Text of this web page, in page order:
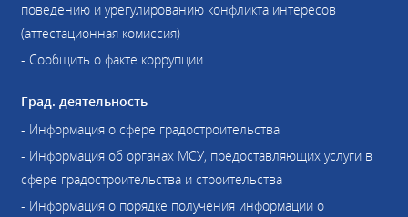
поведению и урегулированию конфликта интересов
(аттестационная комиссия)
- Сообщить о факте коррупции
Град. деятельность
- Информация о сфере градостроительства
- Информация об органах МСУ, предоставляющих услуги в
сфере градостроительства и строительства
- Информация о порядке получения информации о